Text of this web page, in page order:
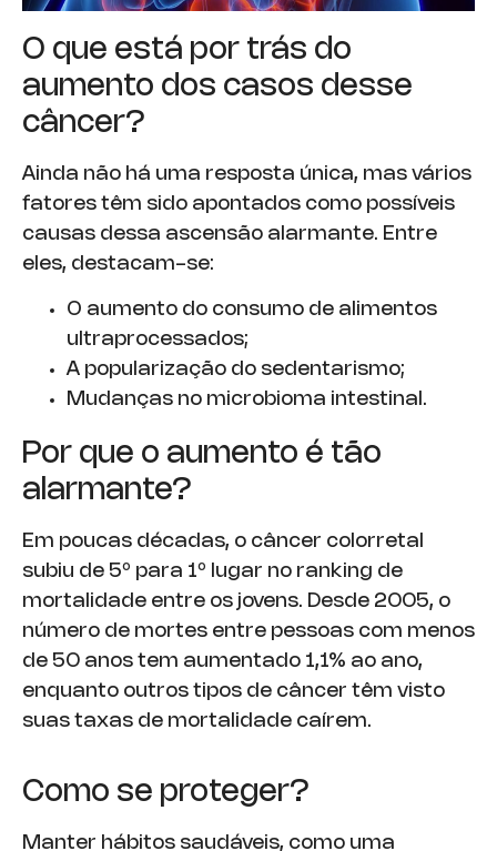
O que está por trás do
aumento dos casos desse
câncer?
Ainda não há uma resposta única, mas vários
fatores têm sido apontados como possíveis
causas dessa ascensão alarmante. Entre
eles, destacam-se:
O aumento do consumo de alimentos
ultraprocessados;
A popularização do sedentarismo;
Mudanças no microbioma intestinal.
Por que o aumento é tão
alarmante?
Em poucas décadas, o câncer colorretal
subiu de 5º para 1º lugar no ranking de
mortalidade entre os jovens. Desde 2005, o
número de mortes entre pessoas com menos
de 50 anos tem aumentado 1,1% ao ano,
enquanto outros tipos de câncer têm visto
suas taxas de mortalidade caírem.
Como se proteger?
Manter hábitos saudáveis, como uma